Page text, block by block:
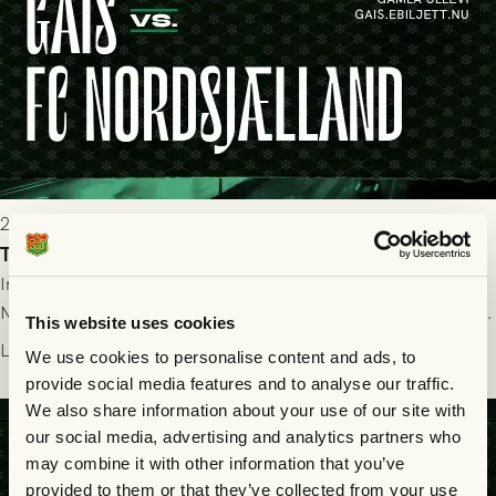
This website uses cookies
We use cookies to personalise content and ads, to
provide social media features and to analyse our traffic.
We also share information about your use of our site with
our social media, advertising and analytics partners who
may combine it with other information that you’ve
provided to them or that they’ve collected from your use
2026-07-22 19:00
Truppen till GAIS - FC Nordsjælland 23/7
Imorgon torsdag spelar GAIS herrar hemma mot FC
Nordsjælland på Gamla Ullevi med avspark kl 19.00! Fredrik
Holmberg och ledarstaben har tagit ut följande trupp till
matchen:
Läs mer